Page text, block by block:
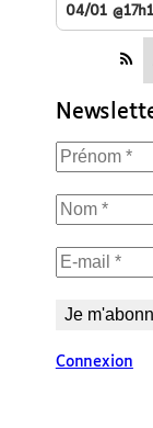
04/01
Connexion